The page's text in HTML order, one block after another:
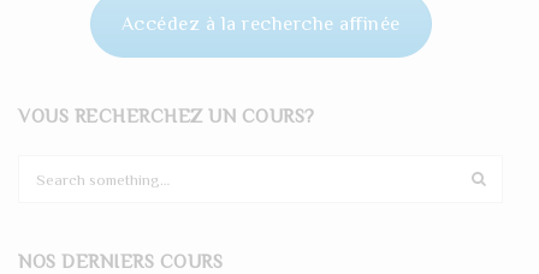
Accédez à la recherche affinée
VOUS RECHERCHEZ UN COURS?
c
NOS DERNIERS COURS